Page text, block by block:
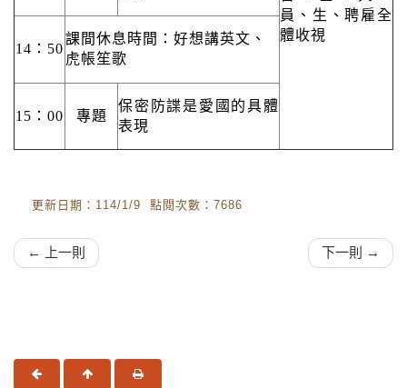
員、生、聘雇全
體收視
14：50
課間休息時間：好想講英文、
虎帳笙歌
15：00 專題
保密防諜是愛國的具體
表現
更新日期：114/1/9 點閱次數：7686
← 上一則 下一則 →
上一頁 回頂端 友善列印